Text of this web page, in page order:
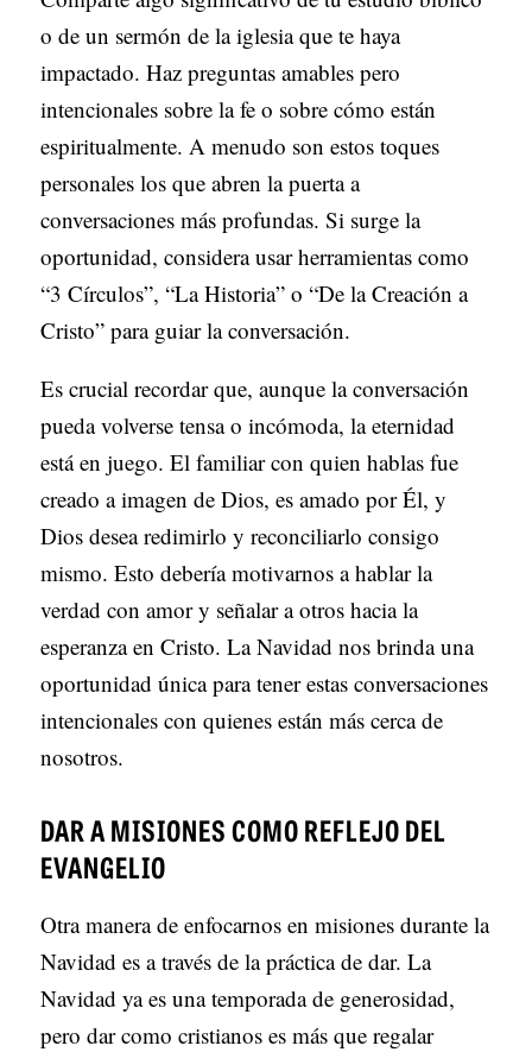
o de un sermón de la iglesia que te haya
impactado. Haz preguntas amables pero
intencionales sobre la fe o sobre cómo están
espiritualmente. A menudo son estos toques
personales los que abren la puerta a
conversaciones más profundas. Si surge la
oportunidad, considera usar herramientas como
“3 Círculos”, “La Historia” o “De la Creación a
Cristo” para guiar la conversación.
Es crucial recordar que, aunque la conversación
pueda volverse tensa o incómoda, la eternidad
está en juego. El familiar con quien hablas fue
creado a imagen de Dios, es amado por Él, y
Dios desea redimirlo y reconciliarlo consigo
mismo. Esto debería motivarnos a hablar la
verdad con amor y señalar a otros hacia la
esperanza en Cristo. La Navidad nos brinda una
oportunidad única para tener estas conversaciones
intencionales con quienes están más cerca de
nosotros.
DAR A MISIONES COMO REFLEJO DEL
EVANGELIO
Otra manera de enfocarnos en misiones durante la
Navidad es a través de la práctica de dar. La
Navidad ya es una temporada de generosidad,
pero dar como cristianos es más que regalar